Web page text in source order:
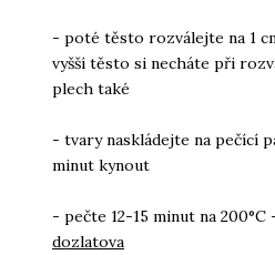
- poté těsto rozválejte na 1
vyšší těsto si necháte při
plech také
- tvary naskládejte na pečící
minut kynout
- pečte 12-15 minut na
dozlatova